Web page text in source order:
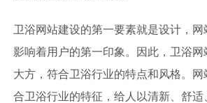
卫浴网站建设的第一要素就是设计，
影响着用户的第一印象。因此，卫浴
大方，符合卫浴行业的特点和风格。
合卫浴行业的特征，给人以清新、舒适